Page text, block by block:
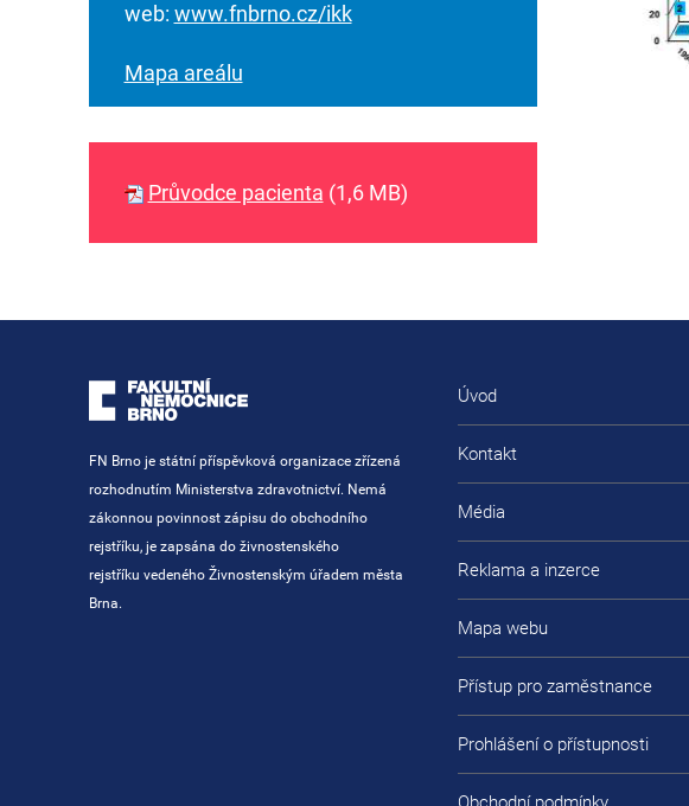
web: www.fnbrno.cz/ikk
Mapa areálu
Průvodce pacienta (1,6 MB)
FN Brno je státní příspěvková organizace zřízená
rozhodnutím Ministerstva zdravotnictví. Nemá
zákonnou povinnost zápisu do obchodního
rejstříku, je zapsána do živnostenského
rejstříku vedeného Živnostenským úřadem města
Brna.
Úvod
Kontakt
Média
Reklama a inzerce
Mapa webu
Přístup pro zaměstnance
Prohlášení o přístupnosti